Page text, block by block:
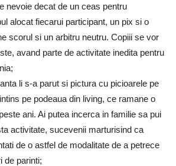
nevoie decat de un ceas pentru
alocat fiecarui participant, un pix si o
scorul si un arbitru neutru. Copiii se vor
avand parte de activitate inedita pentru
li s-a parut si pictura cu picioarele pe
pe podeaua din living, ce ramane o
ani. Ai putea incerca in familie sa pui
activitate, sucevenii marturisind ca
de o astfel de modalitate de a petrece
de parinti;